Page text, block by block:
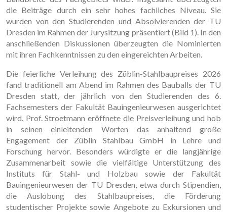
die Beiträge durch ein sehr hohes fachliches Niveau. Sie
wurden von den Studierenden und Absolvierenden der TU
Dresden im Rahmen der Jurysitzung präsentiert (Bild 1). In den
anschließenden Diskussionen überzeugten die Nominierten
mit ihren Fachkenntnissen zu den eingereichten Arbeiten.
Die feierliche Verleihung des Züblin-Stahlbaupreises 2026
fand traditionell am Abend im Rahmen des Bauballs der TU
Dresden statt, der jährlich von den Studierenden des 6.
Fachsemesters der Fakultät Bauingenieurwesen ausgerichtet
wird. Prof. Stroetmann eröffnete die Preisverleihung und hob
in seinen einleitenden Worten das anhaltend große
Engagement der Züblin Stahlbau GmbH in Lehre und
Forschung hervor. Besonders würdigte er die langjährige
Zusammenarbeit sowie die vielfältige Unterstützung des
Instituts für Stahl- und Holzbau sowie der Fakultät
Bauingenieurwesen der TU Dresden, etwa durch Stipendien,
die Auslobung des Stahlbaupreises, die Förderung
studentischer Projekte sowie Angebote zu Exkursionen und